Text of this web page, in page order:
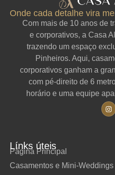
Onde cada detalhe vira
Com mais de 10 anos de
e corporativos, a Casa
trazendo um espaço
Pinheiros. Aqui,
corporativos ganham a
com pé-direito de 6
horário e uma equipe
Línks úteis
Página Principal
Casamentos e Mini-Weddings